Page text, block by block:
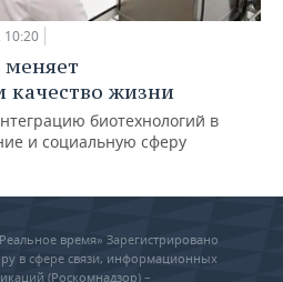
10:20
жизни
биотехнологий в
и социальную сферу
время» Зарегистрировано
в сфере связи, информационных
(Роскомнадзор) –